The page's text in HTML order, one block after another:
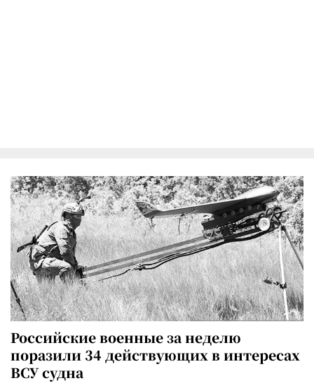
Российские военные за неделю
поразили 34 действующих в интересах
ВСУ судна